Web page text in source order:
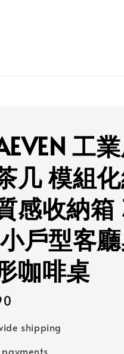
工
几 模組
感收納
戶型客
咖啡桌
shipping
payments